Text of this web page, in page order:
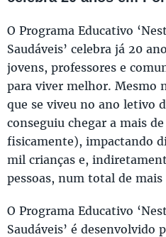
O Programa Educativo
Saudáveis’ celebra já 20
jovens, professores e
para viver melhor. Mesmo
que se viveu no ano letivo
conseguiu chegar a mais
fisicamente), impactando
mil crianças e,
pessoas, num total de
O Programa Educativo
Saudáveis’ é desenvolvido